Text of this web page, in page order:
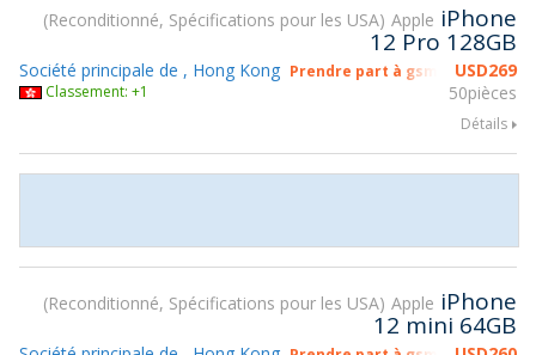
Reconditionné, Spécifications pour les USA Apple iPhone
12 Pro 128GB
USD269
50pièces
Société principale de , Hong Kong Prendre part à gsmX Hong Kong
Classement: +1
Détails
Reconditionné, Spécifications pour les USA Apple iPhone
12 mini 64GB